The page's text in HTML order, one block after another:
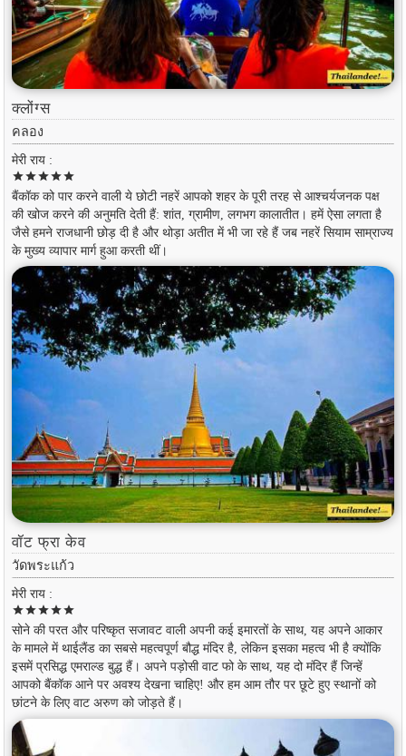
क्लोंग्स
คลอง
मेरी राय :
starstarstarstarstar
बैंकॉक को पार करने वाली ये छोटी नहरें आपको शहर के पूरी तरह से आश्चर्यजनक पक्ष
की खोज करने की अनुमति देती हैं: शांत, ग्रामीण, लगभग कालातीत। हमें ऐसा लगता है
जैसे हमने राजधानी छोड़ दी है और थोड़ा अतीत में भी जा रहे हैं जब नहरें सियाम साम्राज्य
के मुख्य व्यापार मार्ग हुआ करती थीं।
वॉट फ्रा केव
วัดพระแก้ว
मेरी राय :
starstarstarstarstar
सोने की परत और परिष्कृत सजावट वाली अपनी कई इमारतों के साथ, यह अपने आकार
के मामले में थाईलैंड का सबसे महत्वपूर्ण बौद्ध मंदिर है, लेकिन इसका महत्व भी है क्योंकि
इसमें प्रसिद्ध एमराल्ड बुद्ध हैं। अपने पड़ोसी वाट फो के साथ, यह दो मंदिर हैं जिन्हें
आपको बैंकॉक आने पर अवश्य देखना चाहिए! और हम आम तौर पर छूटे हुए स्थानों को
छांटने के लिए वाट अरुण को जोड़ते हैं।